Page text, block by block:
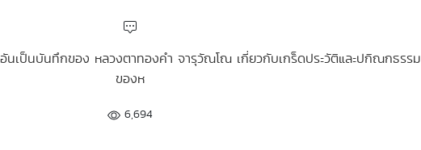
เป็นบันทึกของ หลวงตาทองคำ จารุวัณโณ เกี่ยวกับเกร็ดประวัติและปกิณกธรรม
ของห
6,694